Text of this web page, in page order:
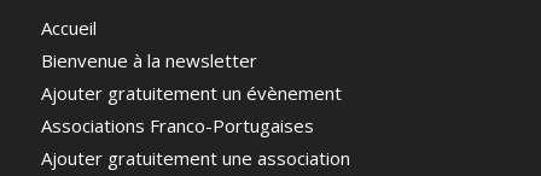
Accueil
Bienvenue à la newsletter
Ajouter gratuitement un évènement
Associations Franco-Portugaises
Ajouter gratuitement une association